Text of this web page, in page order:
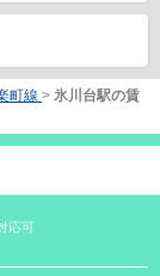
町線 > 氷川台駅の賃
応可